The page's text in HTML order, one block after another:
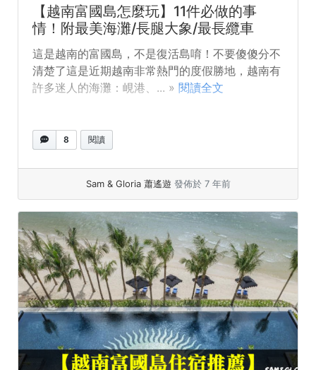
【越南富國島怎麼玩】11件必做的事
情！附最美海灘/長腿大象/最長纜車
這是越南的富國島，不是復活島唷！不要傻傻分不
清楚了這是近期越南非常熱門的度假勝地，越南有
許多迷人的海灘：峴港、... » 閱讀全文
8 閱讀
Sam & Gloria 蕭遙遊 發佈於 7 年前